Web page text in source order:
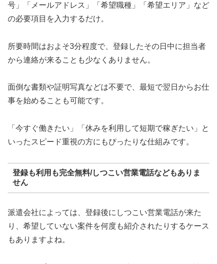
号」「メールアドレス」「希望職種」「希望エリア」など
の必要項目を入力するだけ。
所要時間はおよそ3分程度で、登録したその日中に担当者
から連絡が来ることも少なくありません。
面倒な書類や証明写真などは不要で、最短で翌日からお仕
事を始めることも可能です。
「今すぐ働きたい」「休みを利用して短期で稼ぎたい」と
いったスピード重視の方にもぴったりな仕組みです。
登録も利用も完全無料/しつこい営業電話などもありま
せん
派遣会社によっては、登録後にしつこい営業電話が来た
り、希望していない案件を何度も紹介されたりするケース
もありますよね。